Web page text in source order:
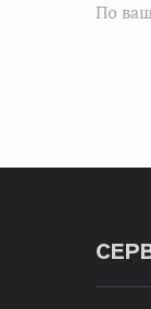
По